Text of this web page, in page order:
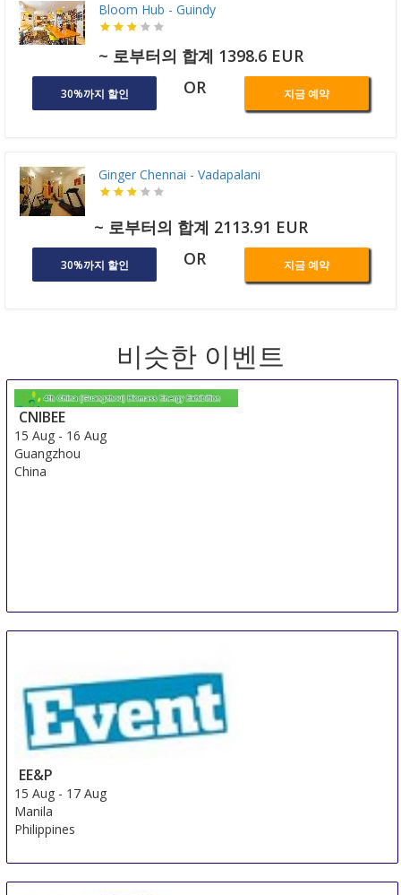
Bloom Hub - Guindy
~ 로부터의 합계 1398.6 EUR
30%까지 할인 OR 지금 예약
Ginger Chennai - Vadapalani
~ 로부터의 합계 2113.91 EUR
30%까지 할인 OR 지금 예약
비슷한 이벤트
CNIBEE
15 Aug - 16 Aug
Guangzhou
China
EE&P
15 Aug - 17 Aug
Manila
Philippines